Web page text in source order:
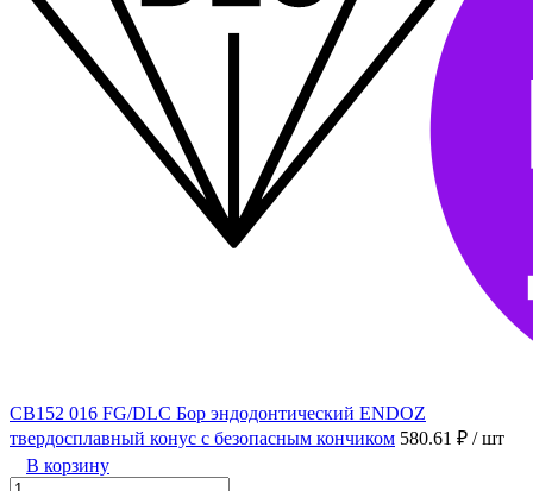
CB152 016 FG/DLC Бор эндодонтический ENDOZ
твердосплавный конус с безопасным кончиком 580.61 ₽ / шт
В корзину